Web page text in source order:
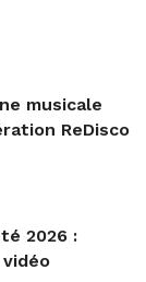
musicale
ReDisco
2026 :